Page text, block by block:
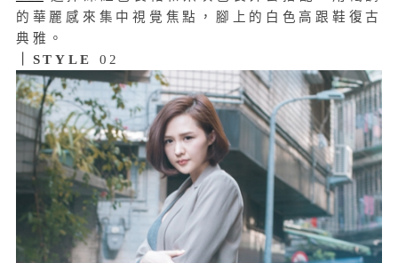
的華麗感來集中視覺焦點，腳上的白色高跟鞋復古
典雅。
｜STYLE 02